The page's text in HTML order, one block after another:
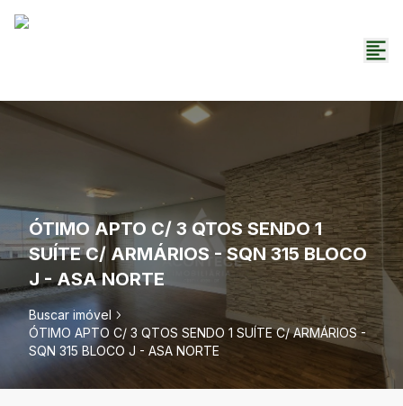
ÓTIMO APTO C/ 3 QTOS SENDO 1
SUÍTE C/ ARMÁRIOS - SQN 315 BLOCO
J - ASA NORTE
Buscar imóvel
ÓTIMO APTO C/ 3 QTOS SENDO 1 SUÍTE C/ ARMÁRIOS -
SQN 315 BLOCO J - ASA NORTE